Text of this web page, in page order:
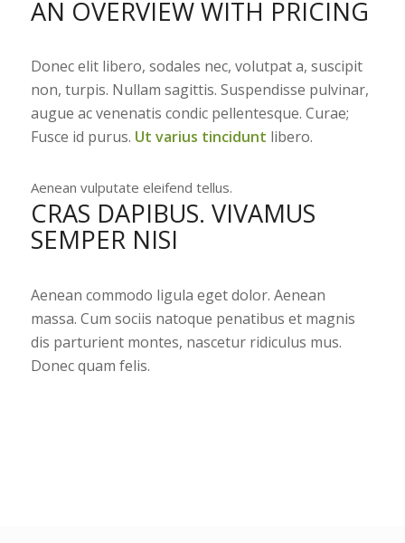
AN OVERVIEW WITH PRICING
Donec elit libero, sodales nec, volutpat a, suscipit
non, turpis. Nullam sagittis. Suspendisse pulvinar,
augue ac venenatis condic pellentesque. Curae;
Fusce id purus. Ut varius tincidunt libero.
Aenean vulputate eleifend tellus.
CRAS DAPIBUS. VIVAMUS
SEMPER NISI
Aenean commodo ligula eget dolor. Aenean
massa. Cum sociis natoque penatibus et magnis
dis parturient montes, nascetur ridiculus mus.
Donec quam felis.